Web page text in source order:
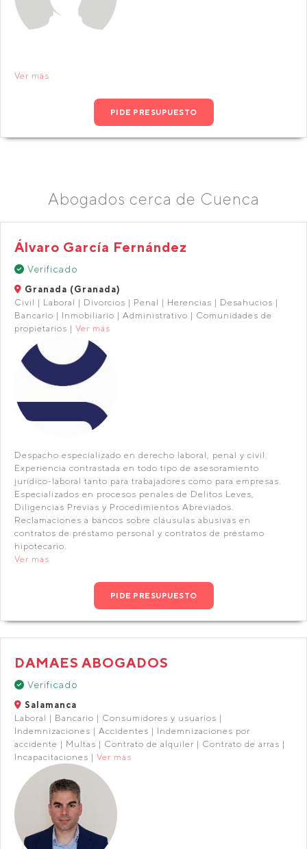
Ver más
PIDE PRESUPUESTO
Abogados cerca de Cuenca
Álvaro García Fernández
Verificado
Granada (Granada)
Civil | Laboral | Divorcios | Penal | Herencias | Desahucios |
Bancario | Inmobiliario | Administrativo | Comunidades de
propietarios | Ver más
Despacho especializado en derecho laboral, penal y civil.
Experiencia contrastada en todo tipo de asesoramiento
jurídico-laboral tanto para trabajadores como para empresas.
Especializados en procesos penales de Delitos Leves,
Diligencias Previas y Procedimientos Abreviados.
Reclamaciones a bancos sobre cláusulas abusivas en
contratos de préstamo personal y contratos de préstamo
hipotecario.
Ver más
PIDE PRESUPUESTO
DAMAES ABOGADOS
Verificado
Salamanca
Laboral | Bancario | Consumidores y usuarios |
Indemnizaciones | Accidentes | Indemnizaciones por
accidente | Multas | Contrato de alquiler | Contrato de arras |
Incapacitaciones | Ver más